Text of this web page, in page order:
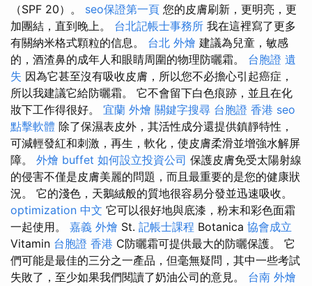
（SPF 20）。 seo保證第一頁 您的皮膚刷新，更明亮，更
加團結，直到晚上。 台北記帳士事務所 我在這裡寫了更多
有關納米格式顆粒的信息。 台北 外燴 建議為兒童，敏感
的，酒渣鼻的成年人和眼睛周圍的物理防曬霜。 台胞證 遺
失 因為它甚至沒有吸收皮膚，所以您不必擔心引起癌症，
所以我建議它給防曬霜。 它不會留下白色痕跡，並且在化
妝下工作得很好。 宜蘭 外燴 關鍵字搜尋 台胞證 香港 seo
點擊軟體 除了保濕表皮外​​，其活性成分還提供鎮靜特性，
可減輕發紅和刺激，再生，軟化，使皮膚柔滑並增強水解屏
障。 外燴 buffet 如何設立投資公司 保護皮膚免受太陽射線
的侵害不僅是皮膚美麗的問題，而且最重要的是您的健康狀
況。 它的淺色，天鵝絨般的質地很容易分發並迅速吸收。
optimization 中文 它可以很好地與底漆，粉末和彩色面霜
一起使用。 嘉義 外燴 St. 記帳士課程 Botanica 協會成立
Vitamin 台胞證 香港 C防曬霜可提供最大的防曬保護。 它
們可能是最佳的三分之一產品，但毫無疑問，其中一些考試
失敗了，至少如果我們閱讀了奶油公司的意見。 台南 外燴